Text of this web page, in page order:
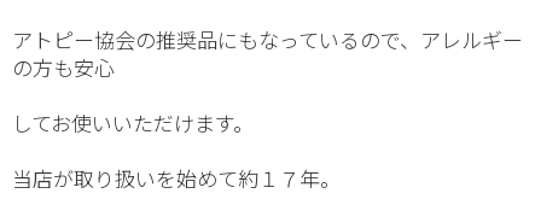
アトピー協会の推奨品にもなっているので、アレルギー
の方も安心
してお使いいただけます。
当店が取り扱いを始めて約１７年。